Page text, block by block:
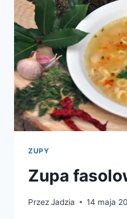
ZUPY
Zupa
PrzezJadzia 14 maja